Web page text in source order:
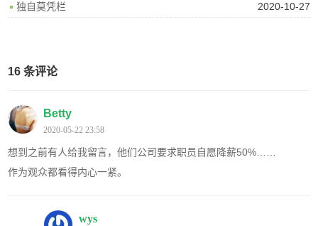
2020-10-27
独自莫凭栏
16 条评论
Betty
2020-05-22 23:58
想到之前有人给我留言，他们公司要求职员自愿降薪50%……
作为观众都看得内心一紧。
wys